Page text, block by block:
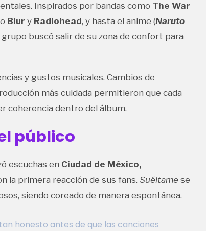
Inspirados por bandas como The War
Blur y Radiohead, y hasta el anime (Naruto
buscó salir de su zona de confort para
y gustos musicales. Cambios de
más cuidada permitieron que cada
coherencia dentro del álbum.
público
escuchas en Ciudad de México,
la primera reacción de sus fans. Suéltame se
siendo coreado de manera espontánea.
honesto antes de que las canciones